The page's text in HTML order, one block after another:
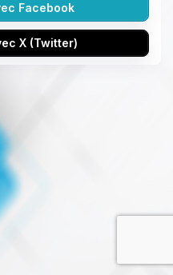
Facebook
X (Twitter)